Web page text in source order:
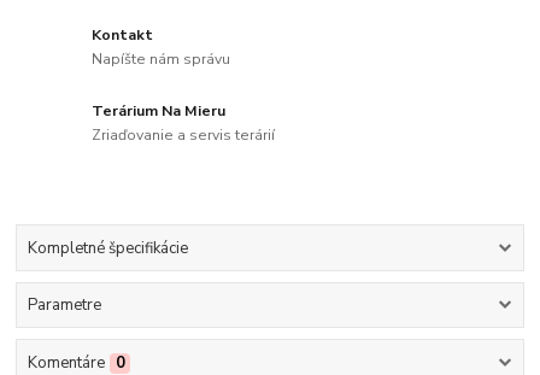
Kontakt
Napíšte nám správu
Terárium Na Mieru
Zriaďovanie a servis terárií
Kompletné špecifikácie
Parametre
Komentáre 0